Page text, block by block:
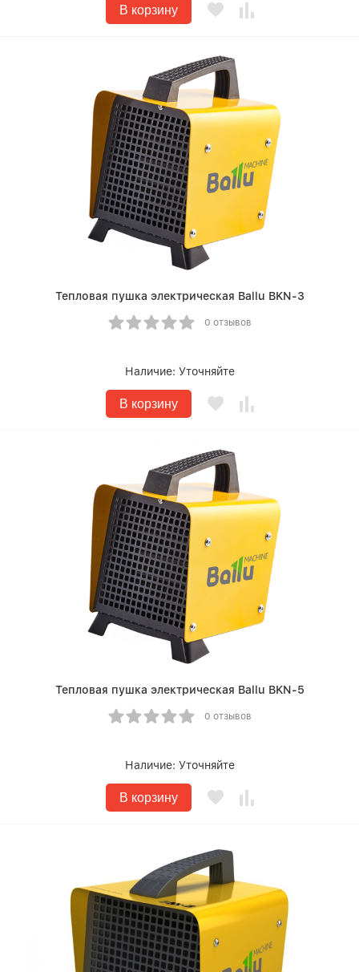
В корзину
Тепловая пушка электрическая Ballu BKN-3
0 отзывов
Наличие: Уточняйте
В корзину
Тепловая пушка электрическая Ballu BKN-5
0 отзывов
Наличие: Уточняйте
В корзину